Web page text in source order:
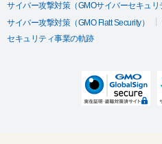
サイバー攻撃対策（GMOサイバーセキュリ
サイバー攻撃対策（GMO Flatt Security）
セキュリティ事業の軌跡